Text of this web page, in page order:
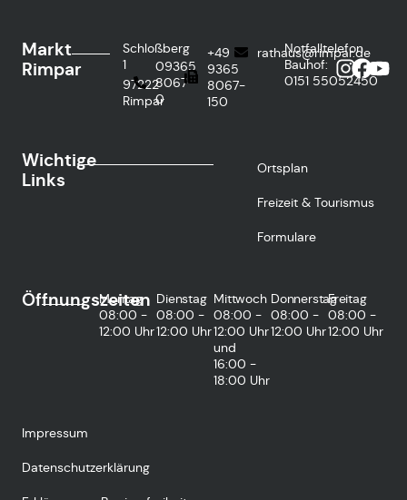
Markt
Rimpar
Schloßberg
1
97222
Rimpar
09365
8067-
0
+49
9365
8067-
150
rathaus@rimpar.de
Notfalltelefon
Bauhof:
0151 55052450
Wichtige
Links
Ortsplan
Freizeit & Tourismus
Formulare
Öffnungszeiten
Montag
08:00 -
12:00 Uhr
Dienstag
08:00 -
12:00 Uhr
Mittwoch
08:00 -
12:00 Uhr
und
16:00 -
18:00 Uhr
Donnerstag
08:00 -
12:00 Uhr
Freitag
08:00 -
12:00 Uhr
Impressum
Datenschutzerklärung